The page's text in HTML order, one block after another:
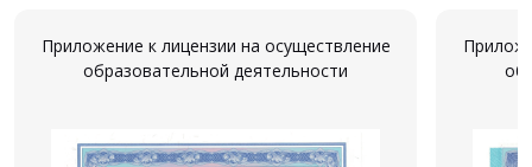
Приложение к лицензии на осуществление
образовательной деятельности